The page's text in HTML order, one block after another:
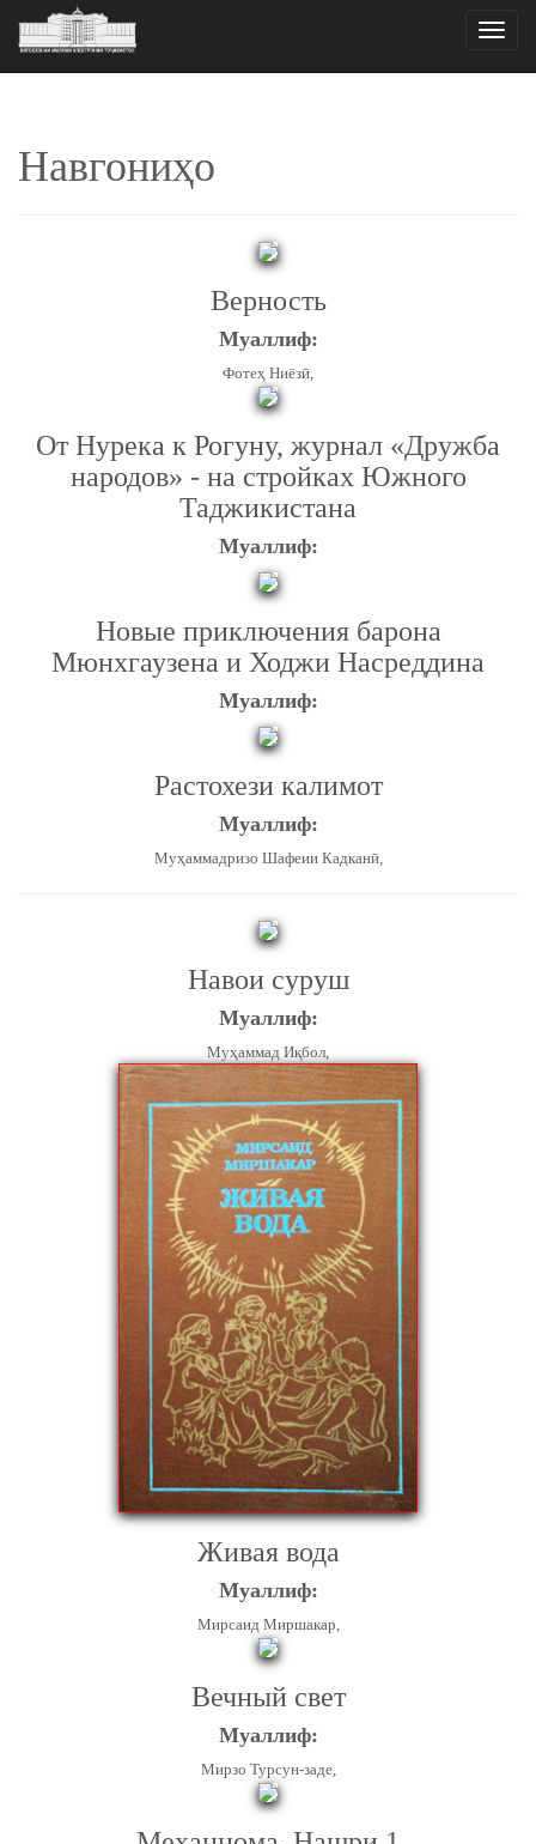
Toggle
Навгониҳо
Верность
Муаллиф:
Фотеҳ Ниёзӣ,
От Нурека к Рогуну, журнал «Дружба
народов» - на стройках Южного
Таджикистана
Муаллиф:
Новые приключения барона
Мюнхгаузена и Ходжи Насреддина
Муаллиф:
Растохези калимот
Муаллиф:
Муҳаммадризо Шафеии Кадканӣ,
Навои суруш
Муаллиф:
Муҳаммад Иқбол,
Живая вода
Муаллиф:
Мирсаид Миршакар,
Вечный свет
Муаллиф:
Мирзо Турсун-заде,